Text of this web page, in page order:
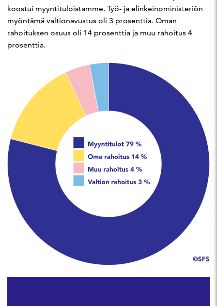
koostui myyntituloistamme. Työ- ja elinkeinoministeriön
myöntämä valtionavustus oli 3 prosenttia. Oman
rahoituksen osuus oli 14 prosenttia ja muu rahoitus 4
prosenttia.